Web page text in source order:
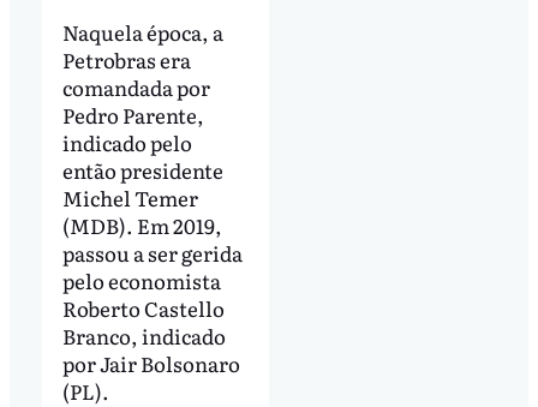
Naquela época, a
Petrobras era
comandada por
Pedro Parente,
indicado pelo
então presidente
Michel Temer
(MDB). Em 2019,
passou a ser gerida
pelo economista
Roberto Castello
Branco, indicado
por Jair Bolsonaro
(PL).